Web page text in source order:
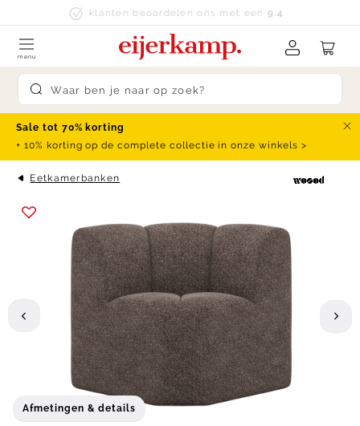
Skip to contentklanten beoordelen ons met een 9.4
Submit search
menu
Sale tot 70% korting
+ 10% korting op de complete collectie in onze winkels >
Eetkamerbanken
Afmetingen & details